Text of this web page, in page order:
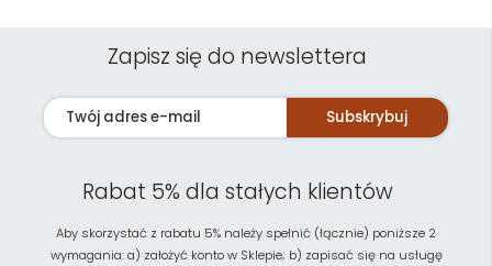
Zapisz się do newslettera
Subskrybuj
Rabat 5% dla stałych klientów
Aby skorzystać z rabatu 5% należy spełnić (łącznie) poniższe 2
wymagania: a) założyć konto w Sklepie; b) zapisać się na usługę